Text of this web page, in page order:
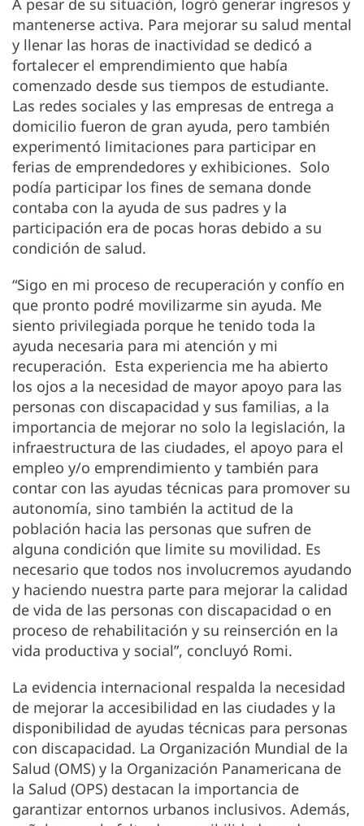
A pesar de su situación, logró generar ingresos y
mantenerse activa. Para mejorar su salud mental
y llenar las horas de inactividad se dedicó a
fortalecer el emprendimiento que había
comenzado desde sus tiempos de estudiante.
Las redes sociales y las empresas de entrega a
domicilio fueron de gran ayuda, pero también
experimentó limitaciones para participar en
ferias de emprendedores y exhibiciones. Solo
podía participar los fines de semana donde
contaba con la ayuda de sus padres y la
participación era de pocas horas debido a su
condición de salud.
“Sigo en mi proceso de recuperación y confío en
que pronto podré movilizarme sin ayuda. Me
siento privilegiada porque he tenido toda la
ayuda necesaria para mi atención y mi
recuperación. Esta experiencia me ha abierto
los ojos a la necesidad de mayor apoyo para las
personas con discapacidad y sus familias, a la
importancia de mejorar no solo la legislación, la
infraestructura de las ciudades, el apoyo para el
empleo y/o emprendimiento y también para
contar con las ayudas técnicas para promover su
autonomía, sino también la actitud de la
población hacia las personas que sufren de
alguna condición que limite su movilidad. Es
necesario que todos nos involucremos ayudando
y haciendo nuestra parte para mejorar la calidad
de vida de las personas con discapacidad o en
proceso de rehabilitación y su reinserción en la
vida productiva y social”, concluyó Romi.
La evidencia internacional respalda la necesidad
de mejorar la accesibilidad en las ciudades y la
disponibilidad de ayudas técnicas para personas
con discapacidad. La Organización Mundial de la
Salud (OMS) y la Organización Panamericana de
la Salud (OPS) destacan la importancia de
garantizar entornos urbanos inclusivos. Además,